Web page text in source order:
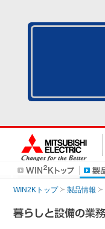
WIN2Kトップ 製品情報